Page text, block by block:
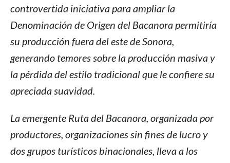
controvertida iniciativa para ampliar la
Denominación de Origen del Bacanora permitiría
su producción fuera del este de Sonora,
generando temores sobre la producción masiva y
la pérdida del estilo tradicional que le confiere su
apreciada suavidad.
La emergente Ruta del Bacanora, organizada por
productores, organizaciones sin fines de lucro y
dos grupos turísticos binacionales, lleva a los